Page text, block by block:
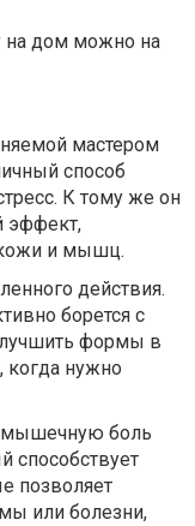
на дом можно на
мастером
способ
К тому же он
эффект,
кожи и мышц.
действия.
борется с
формы в
когда нужно
мышечную боль
способствует
позволяет
или болезни,